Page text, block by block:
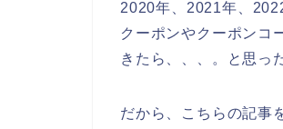
2020年、2021年、
クーポンやクーポンコ
きたら、、、。と思っ
だから、こちらの記事